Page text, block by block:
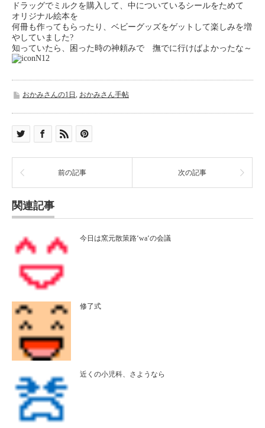
ドラッグでミルクを購入して、中についているシールをためて
オリジナル絵本を
何冊も作ってもらったり、ベビーグッズをゲットして楽しみを増
やしていました?
知っていたら、困った時の神頼みで 撫でに行けばよかったな～
おかみさんの1日 , おかみさん手帖
前の記事 次の記事
関連記事
今日は窯元散策路‘wa‘の会議
修了式
近くの小児科、さようなら